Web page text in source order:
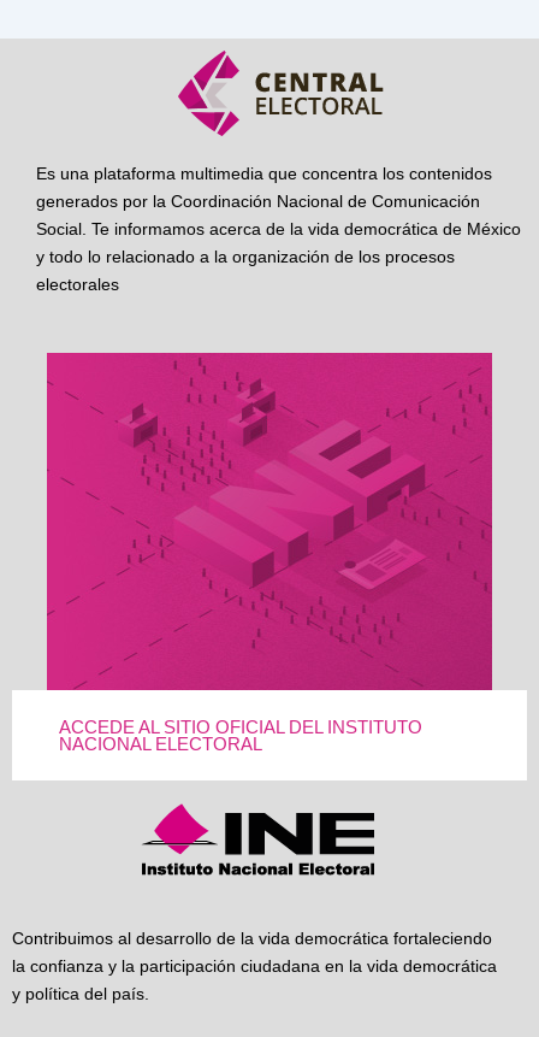
Es una plataforma multimedia que concentra los contenidos
generados por la Coordinación Nacional de Comunicación
Social. Te informamos acerca de la vida democrática de México
y todo lo relacionado a la organización de los procesos
electorales
ACCEDE AL SITIO OFICIAL DEL INSTITUTO
NACIONAL ELECTORAL
Contribuimos al desarrollo de la vida democrática fortaleciendo
la confianza y la participación ciudadana en la vida democrática
y política del país.